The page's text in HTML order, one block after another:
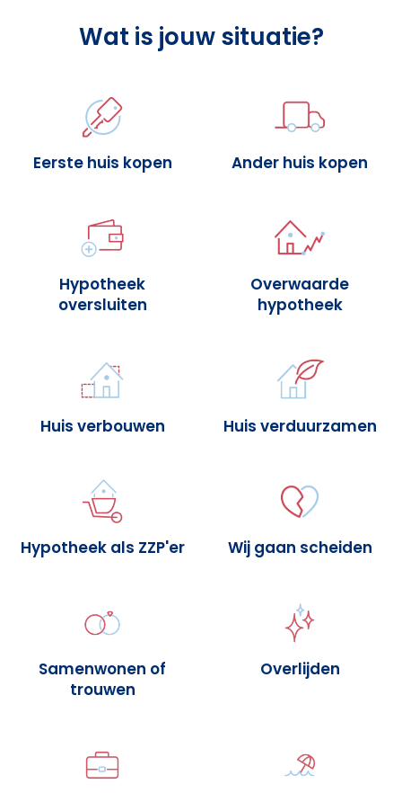
Wat is jouw situatie?
Eerste huis kopen Ander huis kopen
Hypotheek
oversluiten
Overwaarde
hypotheek
Huis verbouwen Huis verduurzamen
Hypotheek als ZZP'er Wij gaan scheiden
Samenwonen of
trouwen
Overlijden